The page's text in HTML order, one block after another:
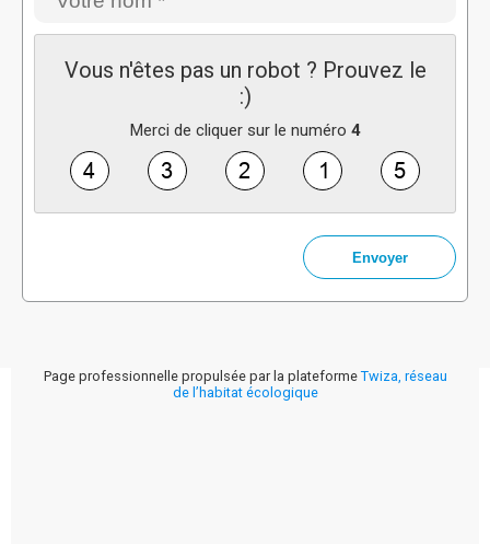
Vous n'êtes pas un robot ? Prouvez le
:)
Merci de cliquer sur le numéro 4
Page professionnelle propulsée par la plateforme Twiza, réseau
de l’habitat écologique